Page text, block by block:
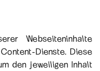
Webseiteninhalte
Dienste. Diese
den jeweiligen Inhalt